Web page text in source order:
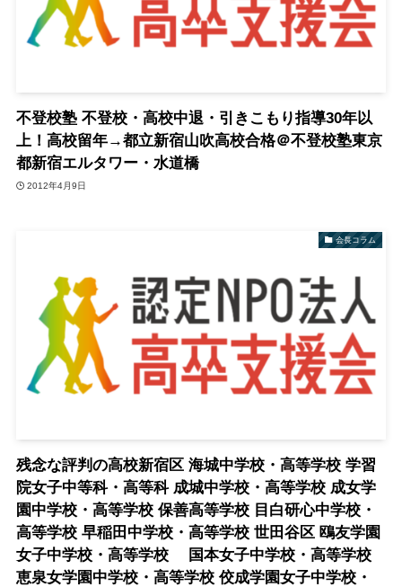
不登校塾 不登校・高校中退・引きこもり指導30年以
上！高校留年→都立新宿山吹高校合格＠不登校塾東京
都新宿エルタワー・水道橋
2012年4月9日
会長コラム
残念な評判の高校新宿区 海城中学校・高等学校 学習
院女子中等科・高等科 成城中学校・高等学校 成女学
園中学校・高等学校 保善高等学校 目白研心中学校・
高等学校 早稲田中学校・高等学校 世田谷区 鴎友学園
女子中学校・高等学校 国本女子中学校・高等学校
恵泉女学園中学校・高等学校 佼成学園女子中学校・